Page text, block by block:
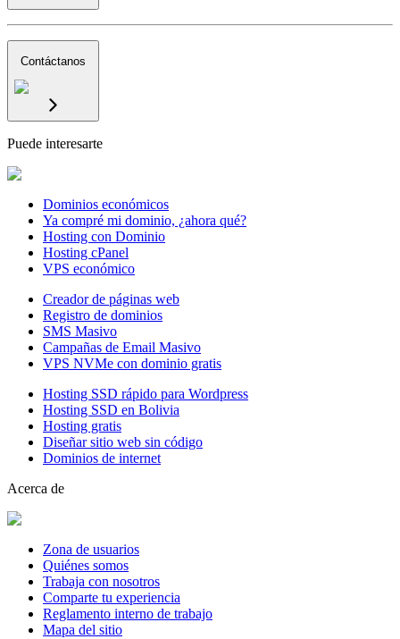
Contáctanos
Puede interesarte
Dominios económicos
Ya compré mi dominio, ¿ahora qué?
Hosting con Dominio
Hosting cPanel
VPS económico
Creador de páginas web
Registro de dominios
SMS Masivo
Campañas de Email Masivo
VPS NVMe con dominio gratis
Hosting SSD rápido para Wordpress
Hosting SSD en Bolivia
Hosting gratis
Diseñar sitio web sin código
Dominios de internet
Acerca de
Zona de usuarios
Quiénes somos
Trabaja con nosotros
Comparte tu experiencia
Reglamento interno de trabajo
Mapa del sitio